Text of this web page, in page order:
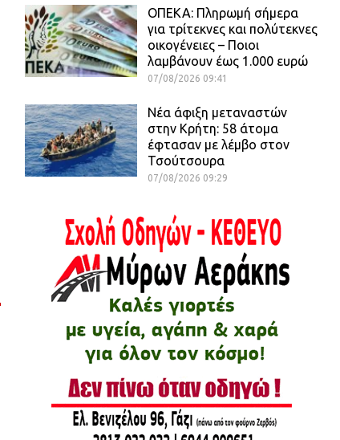
ΟΠΕΚΑ: Πληρωμή σήμερα
για τρίτεκνες και πολύτεκνες
οικογένειες – Ποιοι
λαμβάνουν έως 1.000 ευρώ
07/08/2026 09:41
Νέα άφιξη μεταναστών
στην Κρήτη: 58 άτομα
έφτασαν με λέμβο στον
Τσούτσουρα
07/08/2026 09:29